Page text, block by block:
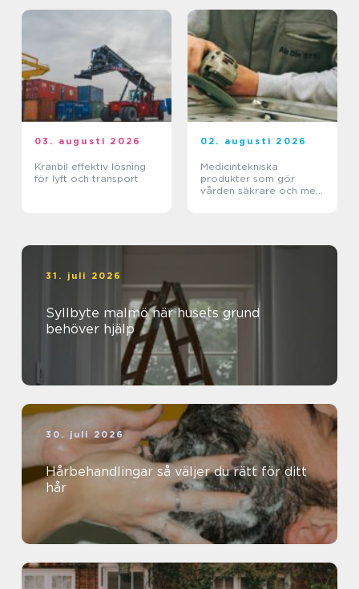
03. augusti 2026
Kranbil effektiv lösning
för lyft och transport
02. augusti 2026
Medicintekniska
produkter som gör
vården säkrare och mer
31. juli 2026
Syllbyte malmö när husets grund
behöver hjälp
30. juli 2026
Hårbehandlingar så väljer du rätt för ditt
hår